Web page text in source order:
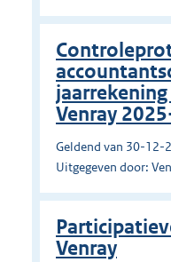
Venray
Geldend van 30-12-
Uitgegeven door:
Venray